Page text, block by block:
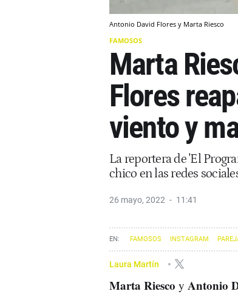
Antonio David Flores y Marta Riesco
FAMOSOS
Marta
Flores
viento y
La reportera de 'El
chico en las redes
26 mayo, 2022 11:41
FAMOSOS INSTAGRAM
Laura Martín
Marta Riesco y Antonio